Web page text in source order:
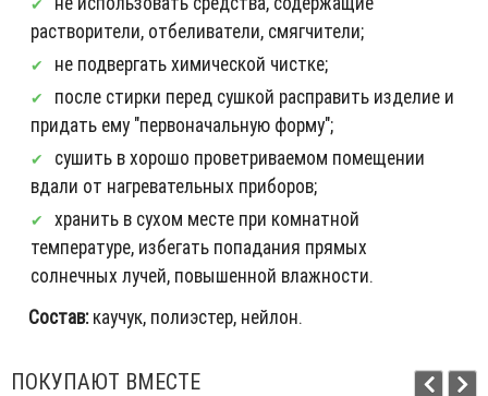
растворители, отбеливатели, смягчители;
не подвергать химической чистке;
после стирки перед сушкой расправить изделие и
придать ему "первоначальную форму";
сушить в хорошо проветриваемом помещении
вдали от нагревательных приборов;
хранить в сухом месте при комнатной
температуре, избегать попадания прямых
солнечных лучей, повышенной влажности.
Состав:каучук, полиэстер, нейлон.
ПОКУПАЮТ ВМЕСТЕ